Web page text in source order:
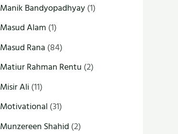
Manik Bandyopadhyay(1)
Masud Alam (1)
Masud Rana (84)
Matiur Rahman Rentu (2)
Misir Ali (11)
Motivational (31)
Munzereen Shahid (2)